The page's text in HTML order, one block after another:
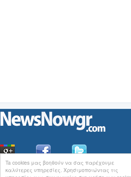
Ta cookies μας βοηθούν να σας παρέχουμε
καλύτερες υπηρεσίες. Χρησιμοποιώντας τις
ΟιΕιδήσεις του NewsNowgr.com στοiNews